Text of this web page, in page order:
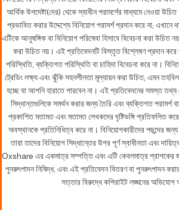
আর্থিক উপদেষ্টা(দের) থেকে স্বাধীন পরামর্শের মাধ্যমে নেওয়া
প্রভাবিত করার উদ্দেশ্যে বিনিয়োগ পরামর্শ প্রদান করে না; এখানে
এটিকে আনুষঙ্গিক বা বিনিয়োগ পরিষেবা হিসাবে বিবেচনা করা উচিত
করা উচিত নয়। এই প্রতিবেদনটি বিস্তৃত বিশ্লেষণ প্রদান করে
পরিস্থিতি, ব্যক্তিগত পরিস্থিতি বা চাহিদা বিবেচনা করে না।
ট্রেডিং লক্ষ্য এবং ঝুঁকি সহনশীলতা মূল্যায়ন করা উচিত; এমন তহবিল
হচ্ছে যা আপনি হারাতে পারবেন না। এই প্রতিবেদনের সমস্ত তথ্য
সিদ্ধান্তগুলিকে সমর্থন করার জন্য তৈরি এবং ব্যক্তিগত পরামর্শ
প্রকাশিত মতামত এবং মতামত লেখকদের দৃষ্টিভঙ্গি
অবস্থানকে প্রতিনিধিত্ব করে না। বিনিয়োগকারীদের পছন্দের
তারা তাদের বিনিয়োগ সিদ্ধান্তের উপর পূর্ণ স্বাধীনতা এবং
Oxshare এর একমাত্র সম্পত্তি এবং এটি কেবলমাত্র প্রাপকের
পুনরুৎপাদন নিষিদ্ধ, এবং এই প্রতিবেদন বিতরণ বা পুনরুৎপাদন
সত্তার বিরুদ্ধে কপিরাইট লঙ্ঘনের অভিযোগ